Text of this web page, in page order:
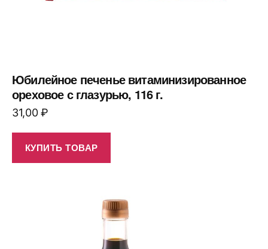
Юбилейное печенье витаминизированное
ореховое с глазурью, 116 г.
31,00₽
КУПИТЬ ТОВАР